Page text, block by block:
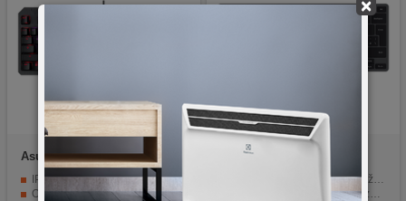
×
Asus TUF Gaming K3 Gen II
IP57 zaštita protiv vode i prašine za veću izdržljivost
Opticko-mehanički RGB prekidači s 100 milijuna pritisaka
Samsung
Bluetooth 5.4 za stabilnu bežičnu vezu
80 tipki s prirodnim hodom za udobno kucanje